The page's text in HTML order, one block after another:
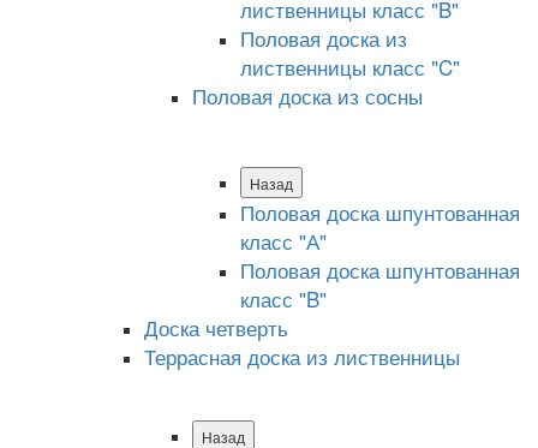
лиственницы класс "B"
Половая доска из
лиственницы класс "C"
Половая доска из сосны
Назад
Половая доска шпунтованная
класс "А"
Половая доска шпунтованная
класс "B"
Доска четверть
Террасная доска из лиственницы
Назад